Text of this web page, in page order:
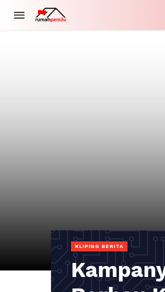
KLIPING BERITA